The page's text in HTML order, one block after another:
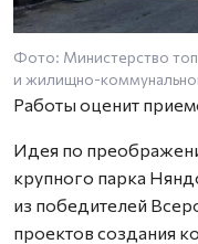
Фото: Министерство
и жилищно-
Работы оценит
Идея по
крупного парка
из победителей
проектов создания